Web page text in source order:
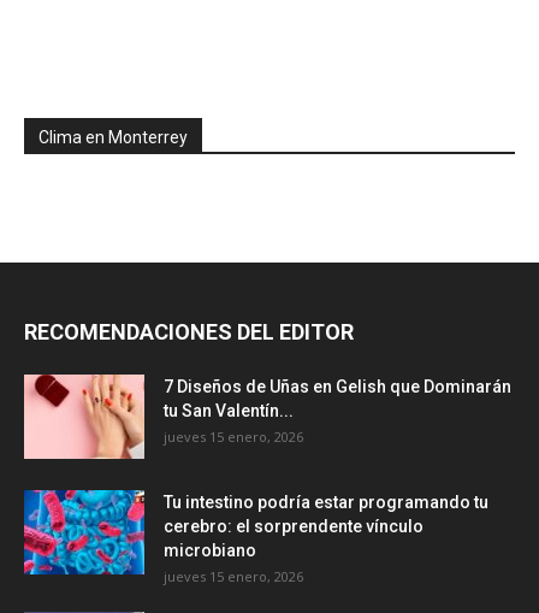
Clima en Monterrey
RECOMENDACIONES DEL EDITOR
7 Diseños de Uñas en Gelish que Dominarán
tu San Valentín...
jueves 15 enero, 2026
Tu intestino podría estar programando tu
cerebro: el sorprendente vínculo
microbiano
jueves 15 enero, 2026